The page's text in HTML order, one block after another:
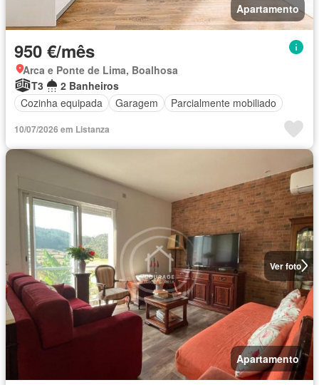
Apartamento
950 €/mês
Arca e Ponte de Lima, Boalhosa
T3
2 Banheiros
Cozinha equipada
Garagem Parcialmente mobiliado
10/07/2026 em Listanza
Ver foto
Apartamento